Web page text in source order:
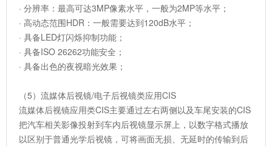
· 分辨率：最高可达3MP像素水平，一般为2MP等水平；
· 高动态范围HDR：一般需要达到120dB水平；
· 具备LED灯闪烁抑制功能；
· 具备ISO 26262功能安全；
· 具备出色的夜视暗光效果；
（5）流媒体后视镜/电子后视镜类应用CIS
流媒体后视镜应用类CIS主要通过左右两侧以及车尾安装的CIS
把汽车相关影像投射到车内后视镜显示屏上，以数字格式播放
以区别于普通光学后视镜，可将画面无损、无延时的传输到后